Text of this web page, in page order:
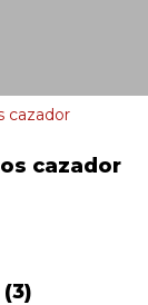
cazador
(3)